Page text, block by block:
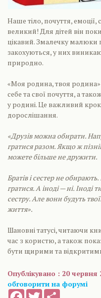
Наше тіло, почуття,
великий! Для дітей він
цікавий. Змалечку малюки
закохуються, у них
природно.
«Моя родина, твоя
себе та свої почуття, а
у родині. Це важливий
дорослішання.
«Друзів можна обирати.
гратися разом. Якщо ж
можете більше не дружити.
Братів і сестер не
гратися. А іноді — ні. Іноді
сестру. Але вони будуть
життя».
Шановні татусі, читаючи
час з користю, а також
бути щирими та
Опублікувано : 20 червня
обговорити на форумі
FacebookTwitter